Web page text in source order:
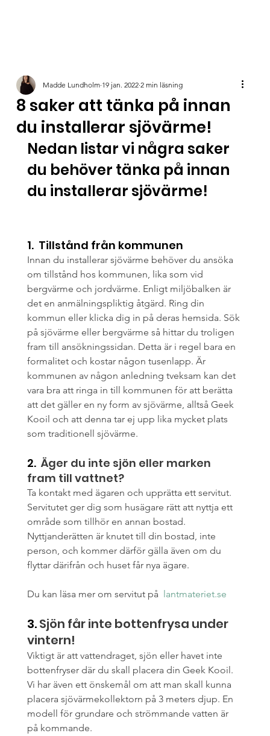
8 saker att tänka på innan
du installerar sjövärme!
Madde Lundholm 19 jan. 2022 2 min läsning
Nedan listar vi några saker
du behöver tänka på innan
du installerar sjövärme!
1.  Tillstånd från kommunen
Innan du installerar sjövärme behöver du ansöka
om tillstånd hos kommunen, lika som vid
bergvärme och jordvärme. Enligt miljöbalken är
det en anmälningspliktig åtgärd. Ring din
kommun eller klicka dig in på deras hemsida. Sök
på sjövärme eller bergvärme så hittar du troligen
fram till ansökningssidan. Detta är i regel bara en
formalitet och kostar någon tusenlapp. Är
kommunen av någon anledning tveksam kan det
vara bra att ringa in till kommunen för att berätta
att det gäller en ny form av sjövärme, alltså Geek
Kooil och att denna tar ej upp lika mycket plats
som traditionell sjövärme.
2. Äger du inte sjön eller marken
fram till vattnet?
Ta kontakt med ägaren och upprätta ett servitut.
Servitutet ger dig som husägare rätt att nyttja ett
område som tillhör en annan bostad.
Nyttjanderätten är knutet till din bostad, inte
person, och kommer därför gälla även om du
flyttar därifrån och huset får nya ägare.
Du kan läsa mer om servitut på lantmateriet.se
3. Sjön får inte bottenfrysa under
vintern!
Viktigt är att vattendraget, sjön eller havet inte
bottenfryser där du skall placera din Geek Kooil.
Vi har även ett önskemål om att man skall kunna
placera sjövärmekollektorn på 3 meters djup. En
modell för grundare och strömmande vatten är
på kommande.